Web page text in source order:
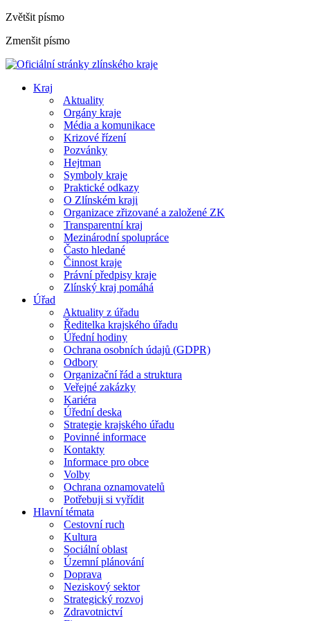
Zvětšit písmo
Zmenšit písmo
Kraj
Aktuality
Orgány kraje
Média a komunikace
Krizové řízení
Pozvánky
Hejtman
Symboly kraje
Praktické odkazy
O Zlínském kraji
Organizace zřizované a založené ZK
Transparentní kraj
Mezinárodní spolupráce
Často hledané
Činnost kraje
Právní předpisy kraje
Zlínský kraj pomáhá
Úřad
Aktuality z úřadu
Ředitelka krajského úřadu
Úřední hodiny
Ochrana osobních údajů (GDPR)
Odbory
Organizační řád a struktura
Veřejné zakázky
Kariéra
Úřední deska
Strategie krajského úřadu
Povinné informace
Kontakty
Informace pro obce
Volby
Ochrana oznamovatelů
Potřebuji si vyřídit
Hlavní témata
Cestovní ruch
Kultura
Sociální oblast
Územní plánování
Doprava
Neziskový sektor
Strategický rozvoj
Zdravotnictví